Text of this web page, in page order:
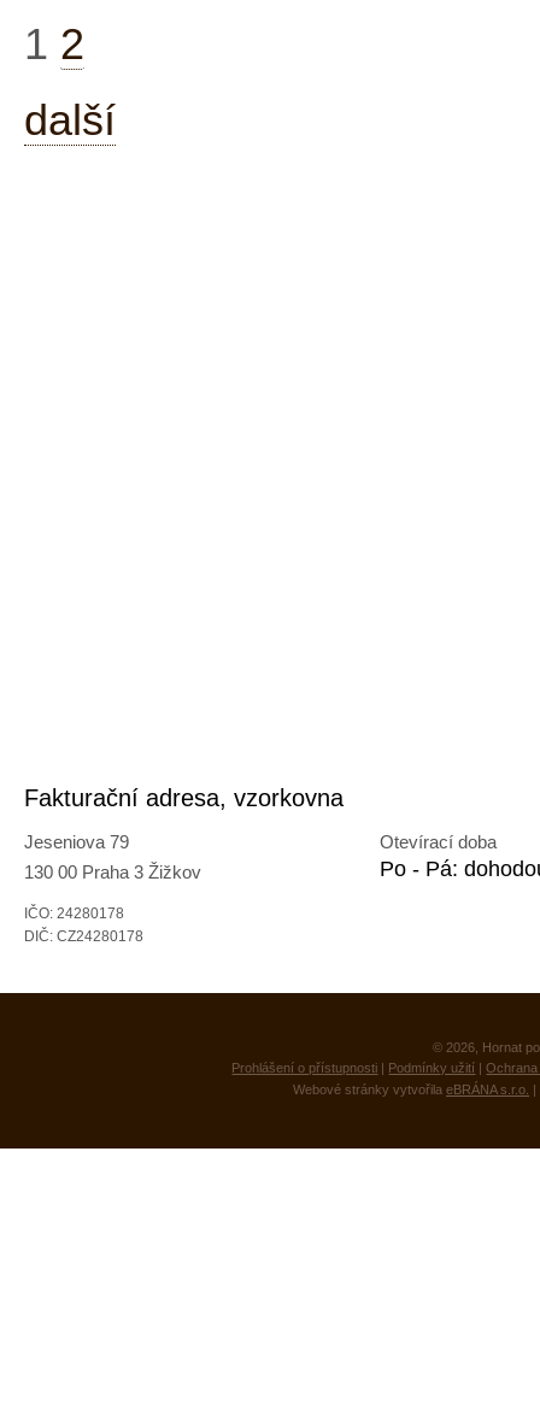
1 2
další
Fakturační adresa, vzorkovna
Jeseniova 79
130 00 Praha 3 Žižkov
IČO: 24280178
DIČ: CZ24280178
Otevírací doba
Po - Pá:
© 2026, Hornat
Prohlášení o přístupnosti | Podmínky užití |
Webové stránky vytvořila eBRÁNA s.r.o. |